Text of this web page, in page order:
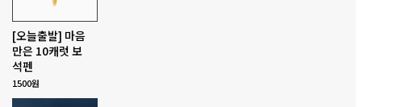
[오늘출발] 마음
만은 10캐럿 보
석펜
1500원